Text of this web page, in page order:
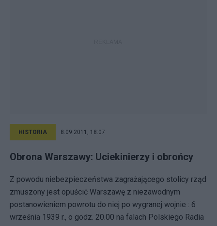
HISTORIA 8.09.2011, 18:07
Obrona Warszawy: Uciekinierzy i obrońcy
Z powodu niebezpieczeństwa zagrażającego stolicy rząd
zmuszony jest opuścić Warszawę z niezawodnym
postanowieniem powrotu do niej po wygranej wojnie : 6
września 1939 r., o godz. 20.00 na falach Polskiego Radia